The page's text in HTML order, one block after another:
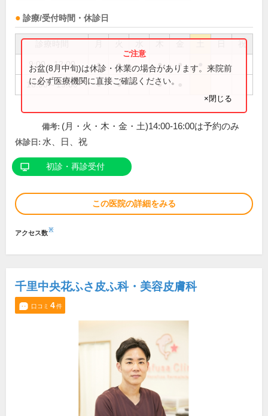
診療/受付時間・休診日
祝
9:00～12:00 ● ● ● ●
16:00～19:00 ● ● ●
お盆(8月中旬)は休診・休業の場合があります。来院前
に必ず医療機関に直接ご確認ください。
×閉じる
備考: (月・火・木・金・土)14:00-16:00は予約のみ
休診日: 水、日、祝
初診・再診受付
この医院の詳細をみる
アクセス数※
千里中央花ふさ皮ふ科・美容皮膚科
口コミ 4件